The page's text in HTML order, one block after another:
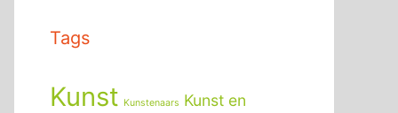
Tags
Kunst Kunstenaars Kunst en